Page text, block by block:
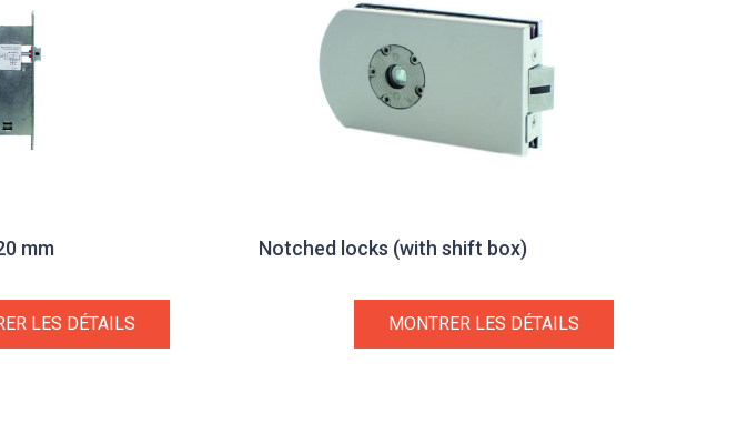
mm
LES DÉTAILS
Notched locks (with shift box)
MONTRER LES DÉTAILS